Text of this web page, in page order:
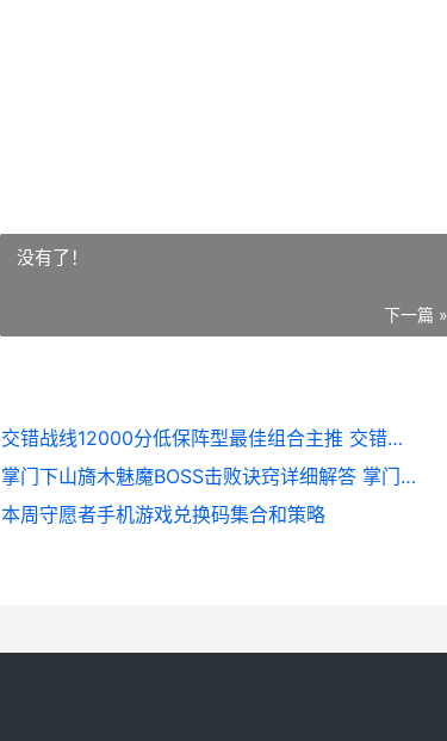
没有了！
下一篇 »
交错战线12000分低保阵型最佳组合主推 交错的线,距离终究越来越远什么意思
掌门下山旖木魅魔BOSS击败诀窍详细解答 掌门请下山
本周守愿者手机游戏兑换码集合和策略